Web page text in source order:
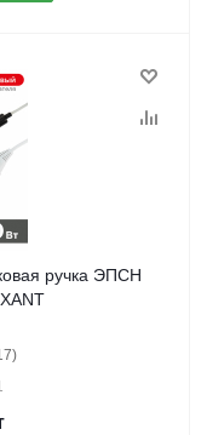
ручка ЭПСН